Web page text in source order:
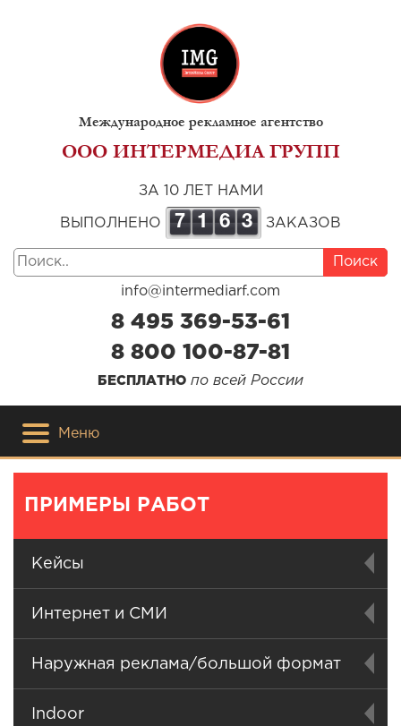
Международное рекламное агентство
ООО ИНТЕРМЕДИА ГРУПП
ЗА 10 ЛЕТ НАМИ
ВЫПОЛНЕНО 7 1 6 3 ЗАКАЗОВ
Поиск
info@intermediarf.com
8 495 369-53-61
8 800 100-87-81
БЕСПЛАТНО по всей России
Меню
ПРИМЕРЫ РАБОТ
Кейсы
Интернет и СМИ
Наружная реклама/большой формат
Indoor